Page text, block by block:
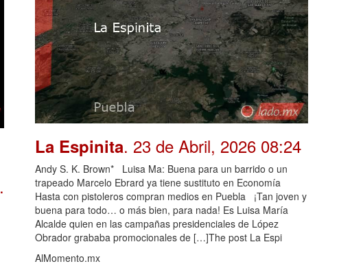
.
La Espinita. 23 de Abril, 2026 08:24
Andy S. K. Brown* Luisa Ma: Buena para un barrido o un
trapeado Marcelo Ebrard ya tiene sustituto en Economía
Hasta con pistoleros compran medios en Puebla ¡Tan joven y
buena para todo… o más bien, para nada! Es Luisa María
Alcalde quien en las campañas presidenciales de López
Obrador grababa promocionales de […]The post La Espi
AlMomento.mx